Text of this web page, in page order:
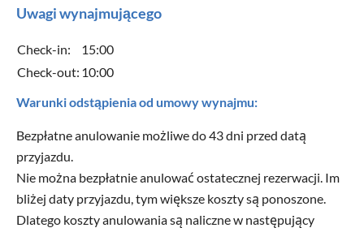
Uwagi wynajmującego
Check-in:
15:00
Check-out: 10:00
Warunki odstąpienia od umowy wynajmu:
Bezpłatne anulowanie możliwe do 43 dni przed datą
przyjazdu.
Nie można bezpłatnie anulować ostatecznej rezerwacji. Im
bliżej daty przyjazdu, tym większe koszty są ponoszone.
Dlatego koszty anulowania są naliczne w następujący